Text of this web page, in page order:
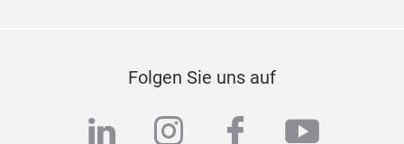
Folgen Sie uns auf
linkedininstagram
facebook